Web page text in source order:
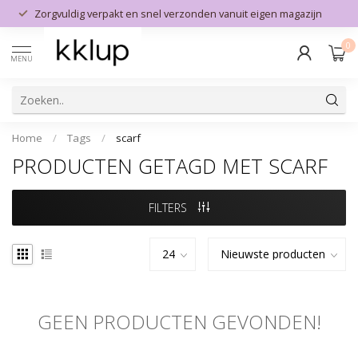
Zorgvuldig verpakt en snel verzonden vanuit eigen magazijn
MENU
0
Home / Tags / scarf
PRODUCTEN GETAGD MET SCARF
FILTERS
GEEN PRODUCTEN GEVONDEN!